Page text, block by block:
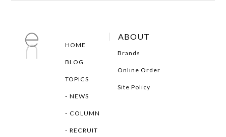
HOME
BLOG
TOPICS
NEWS
COLUMN
RECRUIT
ABOUT
Brands
Online Order
Site Policy